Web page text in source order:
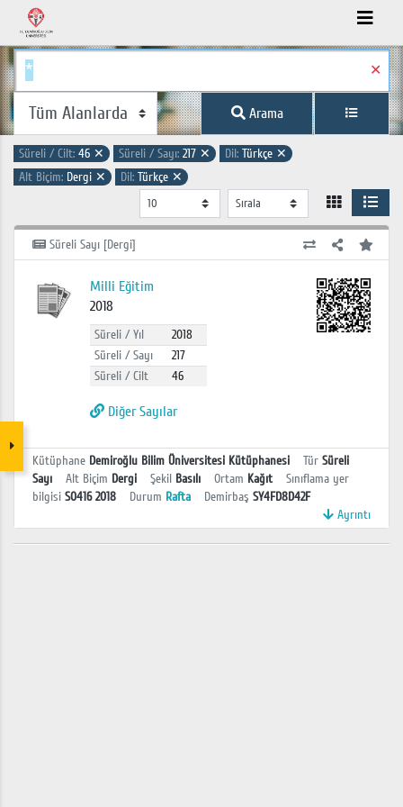
✕
Arama
Süreli / Cilt: 46 ✕ Süreli / Sayı: 217 ✕ Dil: Türkçe ✕
Alt Biçim: Dergi ✕ Dil: Türkçe ✕
Süreli Sayı [Dergi]
Milli Eğitim
2018
Süreli / Yıl
2018
Süreli / Sayı
217
Süreli / Cilt
46
Diğer Sayılar
Kütüphane Demiroğlu Bilim Üniversitesi Kütüphanesi Tür Süreli
Sayı
Alt Biçim Dergi Şekil Basılı Ortam Kağıt
Sınıflama yer
bilgisi S0416 2018 Durum Rafta Demirbaş SY4FD8D42F
Ayrıntı